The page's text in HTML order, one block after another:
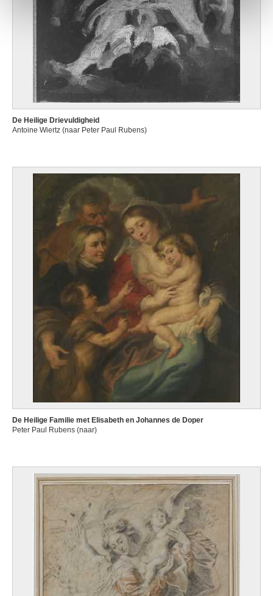
De Heilige Drievuldigheid
Antoine Wiertz (naar Peter Paul Rubens)
De Heilige Familie met Elisabeth en Johannes de Doper
Peter Paul Rubens (naar)